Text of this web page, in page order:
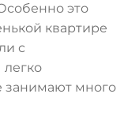
это
квартире
с
занимают много